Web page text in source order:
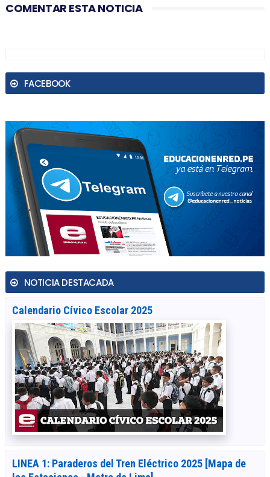
COMENTAR ESTA NOTICIA
FACEBOOK
NOTICIA DESTACADA
Calendario Cívico Escolar 2025
LINEA 1: Paraderos del Tren Eléctrico 2025 [Mapa de